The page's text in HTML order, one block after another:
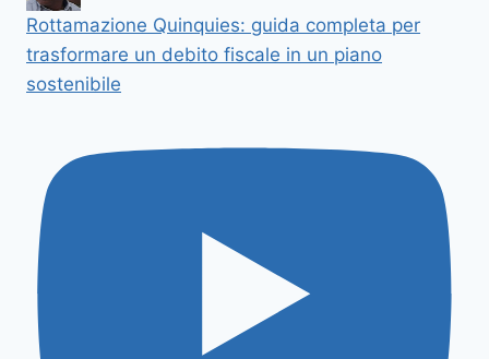
Rottamazione Quinquies: guida completa per
trasformare un debito fiscale in un piano
sostenibile